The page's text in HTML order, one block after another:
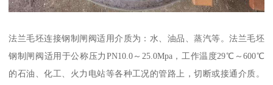
法兰毛坯连接钢制闸阀适用介质为：水、油品、蒸汽等。法兰毛坯
钢制闸阀适用于公称压力PN10.0～25.0Mpa，工作温度29℃～600℃
的石油、化工、火力电站等各种工况的管路上，切断或接通介质。